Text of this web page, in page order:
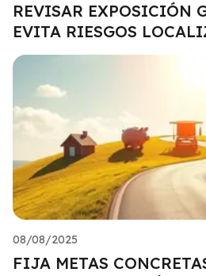
REVISAR EXPOSICIÓN
EVITA RIESGOS
08/08/2025
FIJA METAS